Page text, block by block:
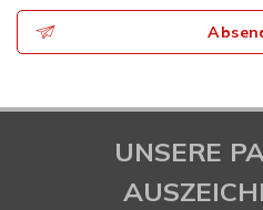
UNSERE